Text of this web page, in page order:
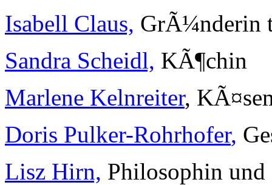
Isabell Claus, GrÃ¼nderin
Sandra Scheidl, KÃ¶chin
Marlene Kelnreiter,
Doris Pulker-Rohrhofer,
Lisz Hirn, Philosophin